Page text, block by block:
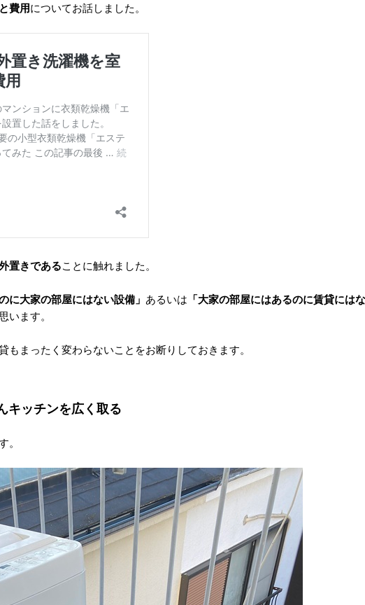
費用についてお話しました。
置きであることに触れました。
に大家の部屋にはない設備」 あるいは 「大家の部屋にはあるのに賃貸にはな
います。
まったく変わらないことをお断りしておきます。
キッチンを広く取る
。